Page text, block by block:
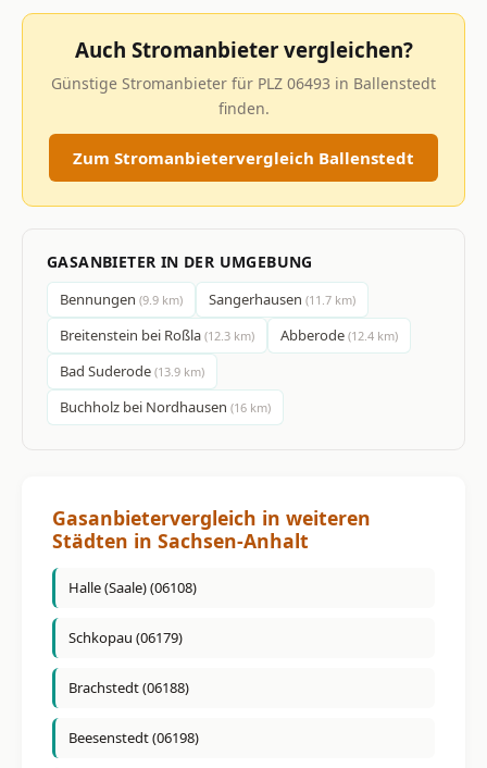
Auch Stromanbieter vergleichen?
Günstige Stromanbieter für PLZ 06493 in Ballenstedt
finden.
Zum Stromanbietervergleich Ballenstedt
GASANBIETER IN DER UMGEBUNG
Bennungen (9.9 km) Sangerhausen (11.7 km)
Breitenstein bei Roßla (12.3 km) Abberode (12.4 km)
Bad Suderode (13.9 km)
Buchholz bei Nordhausen (16 km)
Gasanbietervergleich in weiteren
Städten in Sachsen-Anhalt
Halle (Saale) (06108)
Schkopau (06179)
Brachstedt (06188)
Beesenstedt (06198)